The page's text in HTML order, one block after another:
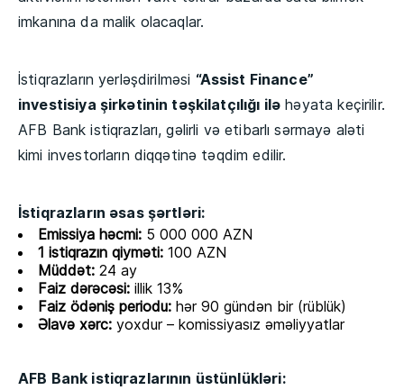
imkanına da malik olacaqlar.
İstiqrazların yerləşdirilməsi “Assist Finance”
investisiya şirkətinin təşkilatçılığı ilə həyata keçirilir.
AFB Bank istiqrazları, gəlirli və etibarlı sərmayə aləti
kimi investorların diqqətinə təqdim edilir.
İstiqrazların əsas şərtləri:
Emissiya həcmi: 5 000 000 AZN
1 istiqrazın qiyməti: 100 AZN
Müddət: 24 ay
Faiz dərəcəsi: illik 13%
Faiz ödəniş periodu: hər 90 gündən bir (rüblük)
Əlavə xərc: yoxdur – komissiyasız əməliyyatlar
AFB Bank istiqrazlarının üstünlükləri: